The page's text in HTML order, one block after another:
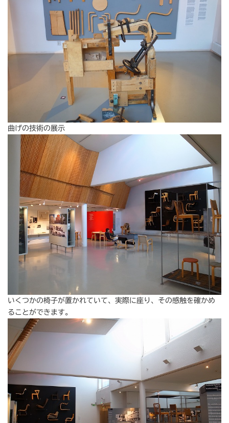
曲げの技術の展示
いくつかの椅子が置かれていて、実際に座り、その感触を確かめ
ることができます。